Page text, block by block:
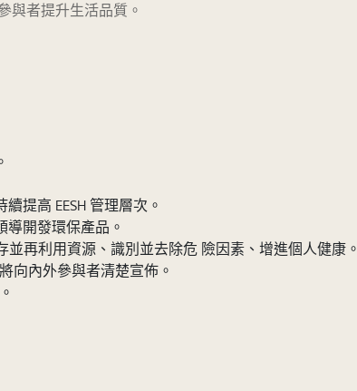
與者提升生活品質。
提高 EESH 管理層次。
導開發環保產品。
再利用資源、識別並去除危 險因素、增進個人健康。
向內外參與者清楚宣佈。